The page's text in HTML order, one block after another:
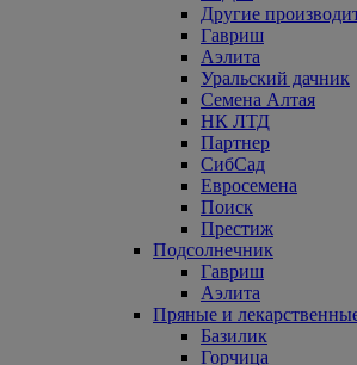
Другие
Гавриш
Аэлита
Уральский дачник
Семена Алтая
НК ЛТД
Партнер
СибСад
Евросемена
Поиск
Престиж
Подсолнечник
Гавриш
Аэлита
Пряные и
Базилик
Горчица